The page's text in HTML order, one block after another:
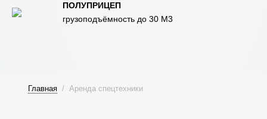
ПОЛУПРИЦЕП
грузоподъёмность до 30 М3
Главная / Аренда спецтехники